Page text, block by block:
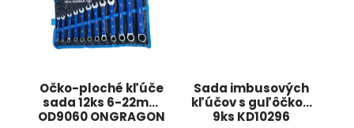
Očko-ploché kľúče
sada 12ks 6-22mm
OD9060 ONGRAGON
Sada imbusových
kľúčov s guľôčkou
9ks KD10296